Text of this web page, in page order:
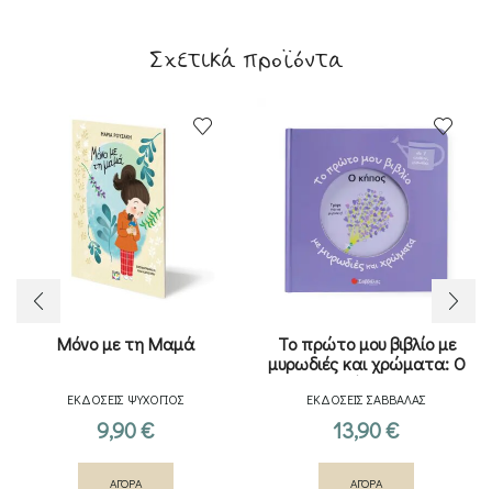
Σχετικά προϊόντα
Μόνο με τη Μαμά
ΕΚΔΟΣΕΙΣ ΨΥΧΟΓΙΟΣ
9,90€
ΑΓΟΡΑ
Το πρώτο μου βιβλίο με
μυρωδιές και χρώματα: Ο
κήπος
ΕΚΔΟΣΕΙΣ ΣΑΒΒΑΛΑΣ
13,90€
ΑΓΟΡΑ